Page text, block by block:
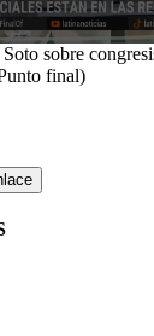
sobre
final)